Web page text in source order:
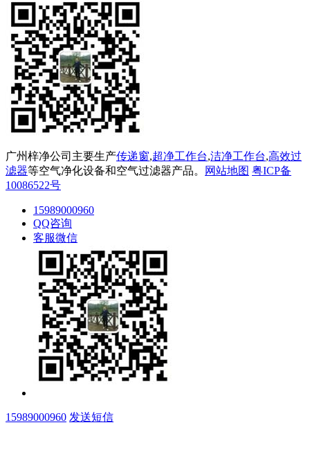
广州梓净公司主要生产传递窗,超净工作台,洁净工作台,高效过
滤器等空气净化设备和空气过滤器产品。 网站地图 粤ICP备
10086522号
15989000960
QQ咨询
客服微信
15989000960 发送短信